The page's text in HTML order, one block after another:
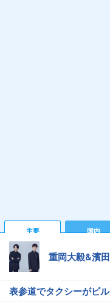
主要 国内
重岡大毅&濱
表参道でタクシーがビ